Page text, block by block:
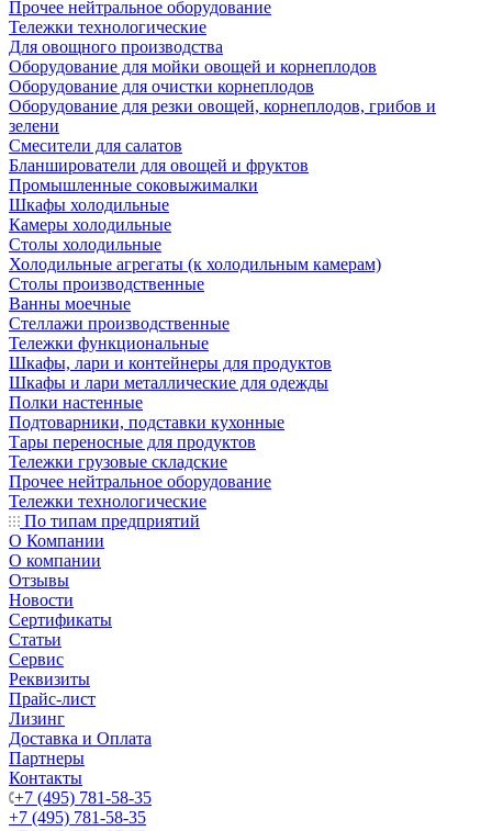
Прочее нейтральное оборудование
Тележки технологические
Для овощного производства
Оборудование для мойки овощей и корнеплодов
Оборудование для очистки корнеплодов
Оборудование для резки овощей, корнеплодов, грибов и
зелени
Смесители для салатов
Бланширователи для овощей и фруктов
Промышленные соковыжималки
Шкафы холодильные
Камеры холодильные
Столы холодильные
Холодильные агрегаты (к холодильным камерам)
Столы производственные
Ванны моечные
Стеллажи производственные
Тележки функциональные
Шкафы, лари и контейнеры для продуктов
Шкафы и лари металлические для одежды
Полки настенные
Подтоварники, подставки кухонные
Тары переносные для продуктов
Тележки грузовые складские
Прочее нейтральное оборудование
Тележки технологические
По типам предприятий
О Компании
О компании
Отзывы
Новости
Сертификаты
Статьи
Сервис
Реквизиты
Прайс-лист
Лизинг
Доставка и Оплата
Партнеры
Контакты
+7 (495) 781-58-35
+7 (495) 781-58-35